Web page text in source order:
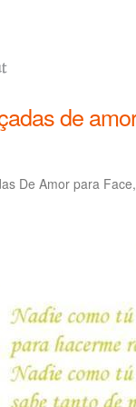
de amor
De Amor para